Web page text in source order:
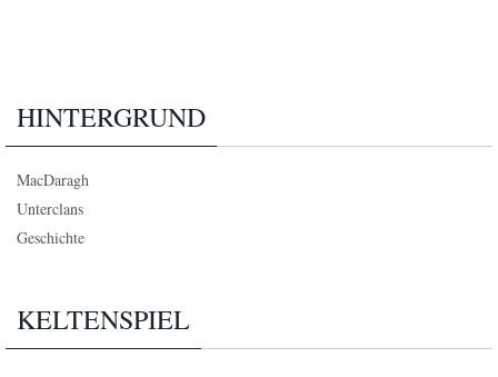
HINTERGRUND
MacDaragh
Unterclans
Geschichte
KELTENSPIEL